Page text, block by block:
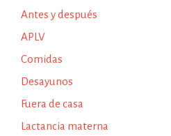
Antes y después
APLV
Comidas
Desayunos
Fuera de casa
Lactancia materna